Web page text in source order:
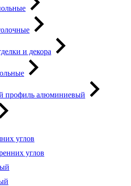
и декора
профиль алюминиевый
углов
углов